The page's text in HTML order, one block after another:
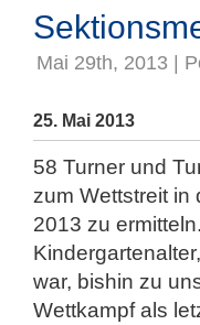
Mai 29th, 2013 |
25. Mai 2013
58 Turner und
zum Wettstreit
2013 zu
war, bishin zu
Wettkampf als